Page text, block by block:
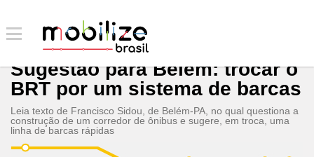
Sugestão para Belém: trocar o
BRT por um sistema de barcas
Leia texto de Francisco Sidou, de Belém-PA, no qual questiona a
construção de um corredor de ônibus e sugere, em troca, uma
linha de barcas rápidas